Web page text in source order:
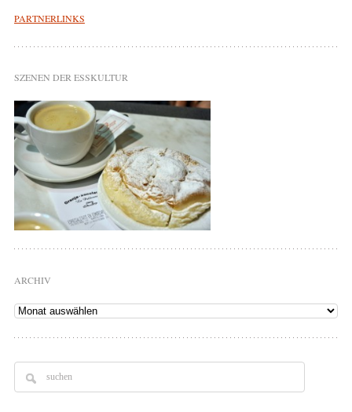
PARTNERLINKS
SZENEN DER ESSKULTUR
ARCHIV
Archiv